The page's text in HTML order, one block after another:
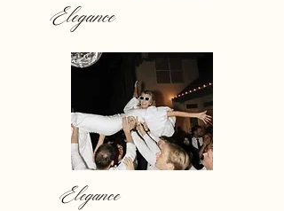
Elegance
Elegance